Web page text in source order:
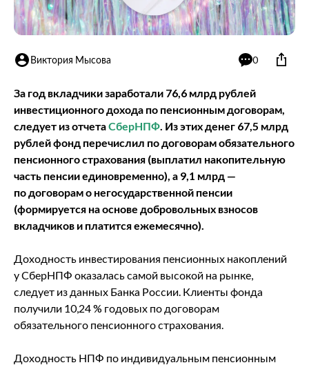
Виктория Мысова 0
За год вкладчики заработали 76,6 млрд рублей
инвестиционного дохода по пенсионным договорам,
следует из отчетаСберНПФ. Из этих денег 67,5 млрд
рублей фонд перечислил по договорам обязательного
пенсионного страхования (выплатил накопительную
часть пенсии единовременно), а 9,1 млрд ―
по договорам о негосударственной пенсии
(формируется на основе добровольных взносов
вкладчиков и платится ежемесячно).
Доходность инвестирования пенсионных накоплений
у СберНПФ оказалась самой высокой на рынке,
следует из данных Банка России. Клиенты фонда
получили 10,24 % годовых по договорам
обязательного пенсионного страхования.
Доходность НПФ по индивидуальным пенсионным